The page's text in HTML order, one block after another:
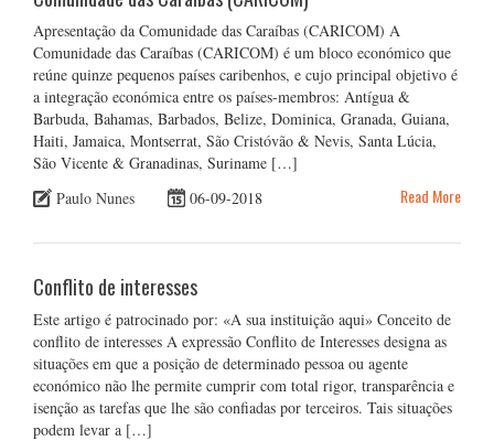
Apresentação da Comunidade das Caraíbas (CARICOM) A
Comunidade das Caraíbas (CARICOM) é um bloco económico que
reúne quinze pequenos países caribenhos, e cujo principal objetivo é
a integração económica entre os países-membros: Antígua &
Barbuda, Bahamas, Barbados, Belize, Dominica, Granada, Guiana,
Haiti, Jamaica, Montserrat, São Cristóvão & Nevis, Santa Lúcia,
São Vicente & Granadinas, Suriname […]
Paulo Nunes
06-09-2018 Read More
Conflito de interesses
Este artigo é patrocinado por: «A sua instituição aqui» Conceito de
conflito de interesses A expressão Conflito de Interesses designa as
situações em que a posição de determinado pessoa ou agente
económico não lhe permite cumprir com total rigor, transparência e
isenção as tarefas que lhe são confiadas por terceiros. Tais situações
podem levar a […]